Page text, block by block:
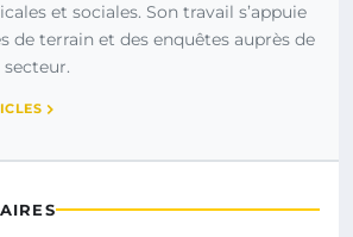
et sociales. Son travail s’appuie
de terrain et des enquêtes auprès de